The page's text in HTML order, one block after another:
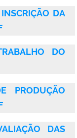
DA
DO
PRODUÇÃO
DAS